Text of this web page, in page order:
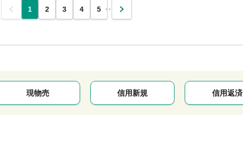
前 1 2 3 4 5 … 次
現物売 信用新規 信用返済